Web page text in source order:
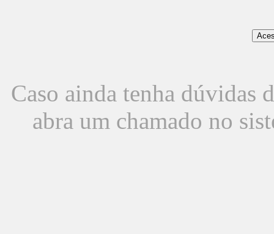
Caso ainda tenha dúvidas
abra um chamado no